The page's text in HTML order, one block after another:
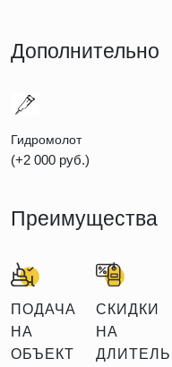
Дополнительно
Гидромолот
(+2 000 руб.)
Преимущества
ПОДАЧА
НА
ОБЪЕКТ
СКИДКИ
НА